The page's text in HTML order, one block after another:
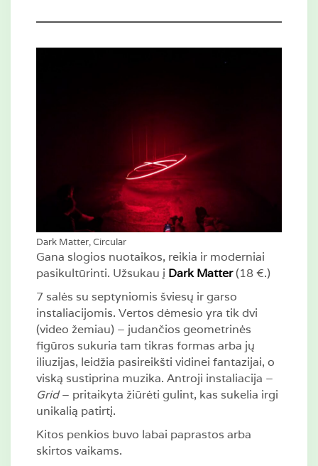
Dark Matter, Circular
Gana slogios nuotaikos, reikia ir moderniai
pasikultūrinti. Užsukau į Dark Matter(18 €.)
7 salės su septyniomis šviesų ir garso
instaliacijomis. Vertos dėmesio yra tik dvi
(video žemiau) – judančios geometrinės
figūros sukuria tam tikras formas arba jų
iliuzijas, leidžia pasireikšti vidinei fantazijai, o
viską sustiprina muzika. Antroji instaliacija –
Grid– pritaikyta žiūrėti gulint, kas sukelia irgi
unikalią patirtį.
Kitos penkios buvo labai paprastos arba
skirtos vaikams.